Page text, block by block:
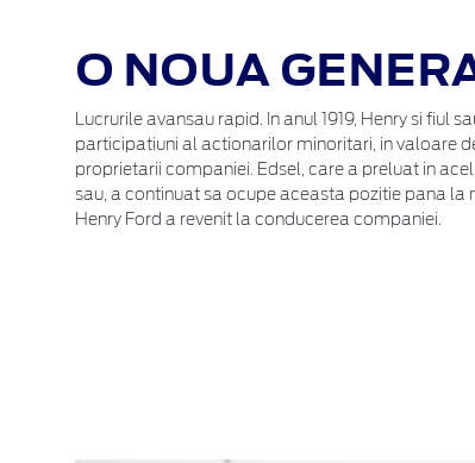
O NOUA
Lucrurile avansau rapid. In anul 1919, Henry si fiul
participatiuni al actionarilor minoritari, in valoare
proprietarii companiei. Edsel, care a preluat in
sau, a continuat sa ocupe aceasta pozitie pana la
Henry Ford a revenit la conducerea companiei.